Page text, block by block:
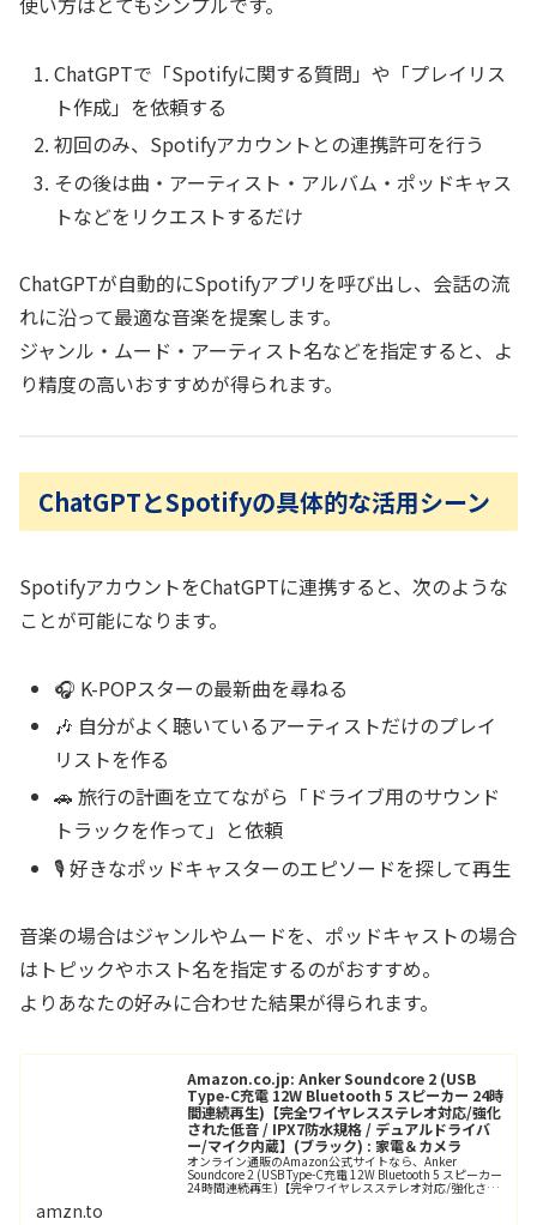
ChatGPTで「Spotifyに関する質問」や「プレイリス
ト作成」を依頼する
初回のみ、Spotifyアカウントとの連携許可を行う
その後は曲・アーティスト・アルバム・ポッドキャス
トなどをリクエストするだけ
ChatGPTが自動的にSpotifyアプリを呼び出し、会話の流
れに沿って最適な音楽を提案します。
ジャンル・ムード・アーティスト名などを指定すると、よ
り精度の高いおすすめが得られます。
ChatGPTとSpotifyの具体的な活用シーン
SpotifyアカウントをChatGPTに連携すると、次のような
ことが可能になります。
🎧 K-POPスターの最新曲を尋ねる
🎶 自分がよく聴いているアーティストだけのプレイ
リストを作る
🚗 旅行の計画を立てながら「ドライブ用のサウンド
トラックを作って」と依頼
🎙️ 好きなポッドキャスターのエピソードを探して再生
音楽の場合はジャンルやムードを、ポッドキャストの場合
はトピックやホスト名を指定するのがおすすめ。
よりあなたの好みに合わせた結果が得られます。
Amazon.co.jp: Anker Soundcore 2 (USB
Type-C充電 12W Bluetooth 5 スピーカー 24時
間連続再生)【完全ワイヤレスステレオ対応/強化
された低音 / IPX7防水規格 / デュアルドライバ
ー/マイク内蔵】(ブラック) : 家電＆カメラ
オンライン通販のAmazon公式サイトなら、Anker
Soundcore 2 (USB Type-C充電 12W Bluetooth 5 スピーカー
24時間連続再生)【完全ワイヤレスステレオ対応/強化され
た低音 / IPX7防水規格 /...
amzn.to